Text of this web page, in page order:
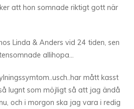
att hon somnade riktigt gott när
Linda & Anders vid 24 tiden, sen
allihopa…
mått kasst
lugnt som möjligt så att jag ändå
och i morgon ska jag vara i redig